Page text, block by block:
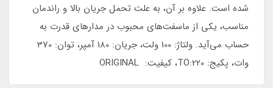
شده است. علاوه بر آن، به علت تحمل جریان بالا و راندمان
مناسب، یکی از ماسفت‌های محبوب در مدارهای قدرت به
حساب می‌آید. ولتاژ: 100 ولت، جریان: 180 آمپر، توان: 370
وات، پکیج: TO:220، کیفیت: ORIGINAL